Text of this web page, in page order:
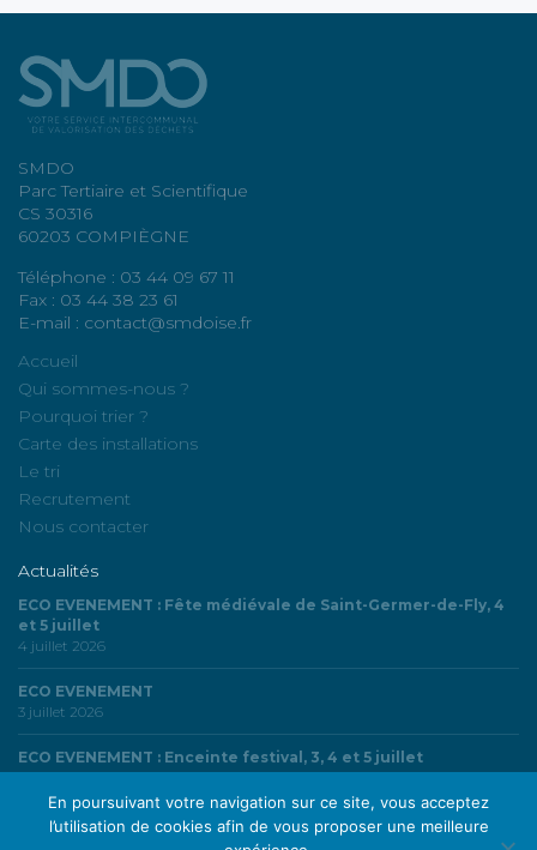
SMDO
Parc Tertiaire et Scientifique
CS 30316
60203 COMPIÈGNE
Téléphone : 03 44 09 67 11
Fax : 03 44 38 23 61
E-mail : contact@smdoise.fr
Accueil
Qui sommes-nous ?
Pourquoi trier ?
Carte des installations
Le tri
Recrutement
Nous contacter
Actualités
ECO EVENEMENT : Fête médiévale de Saint-Germer-de-Fly, 4
et 5 juillet
4 juillet 2026
ECO EVENEMENT
3 juillet 2026
ECO EVENEMENT : Enceinte festival, 3, 4 et 5 juillet
3 juillet 2026
En poursuivant votre navigation sur ce site, vous acceptez
l’utilisation de cookies afin de vous proposer une meilleure